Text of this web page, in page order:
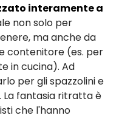
interamente a
non solo per
ma anche da
contenitore (es. per
in cucina). Ad
per gli spazzolini e
La fantasia ritratta è
che l'hanno